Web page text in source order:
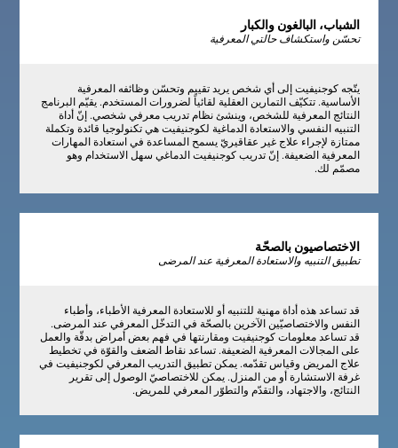
الشباب، البالغون والكبار
تحسّن واستكشاف حالتي المعرفية
يتّجه كوجنيفيت إلى أي شخص يريد تقييم وتحسّن وظائفه المعرفية
الأساسية. تتكيّف التمارين العقلية لقائياً لضرورات المستخدم. يقيّم البرنامج
النتائج المعرفية للشخص، وينشئ نظام تدريب معرفي شخصي. إنّ أداة
التنبيه النفسي والاستعادة الدماغية لكوجنيفيت هي تكنولوجيا قائدة وتكملة
ممتازة لإجراء علاج غير عقاقيريّ يسمح المساعدة في استعادة المهارات
المعرفية الضعيفة. إنّ تدريب كوجنيفيت الدماغي سهل الاستخدام وهو
مصمّم لك.
الاختصاصيون بالصحّة
تطبيق التنبيه والاستعادة المعرفية عند المرضى
قد تساعد هذه أداة مهنية للتنبيه أو للاستعادة المعرفية الأطباء، وأطباء
النفس والاختصاصيّين الآخرين بالصحّة في التدخّل المعرفي عند المرضى.
قد تساعد معلومات كوجنيفيت ومقارنتها في فهم بعض أمراض بدقّة والعمل
على المجالات المعرفية الضعيفة. تساعد نقاط الضعف والقوّة في تخطيط
علاج المريض وقياس تقدّمه. يمكن تطبيق التدريب المعرفي لكوجنيفيت في
غرفة الاستشارة أو من المنزل. يمكن للاختصاصيّ الوصول إلى تقرير
النتائج، والاجتهاد، والتقدّم والتطوّر المعرفي للمريض.